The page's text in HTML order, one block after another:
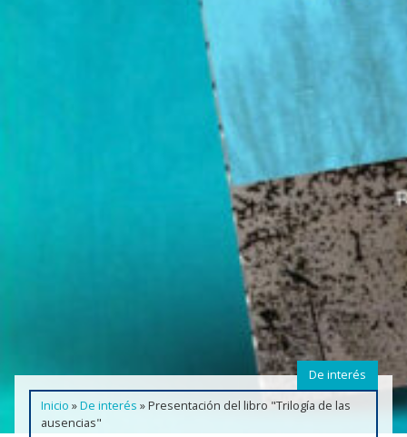
De interés
Inicio »De interés »Presentación del libro "Trilogía de las
ausencias"